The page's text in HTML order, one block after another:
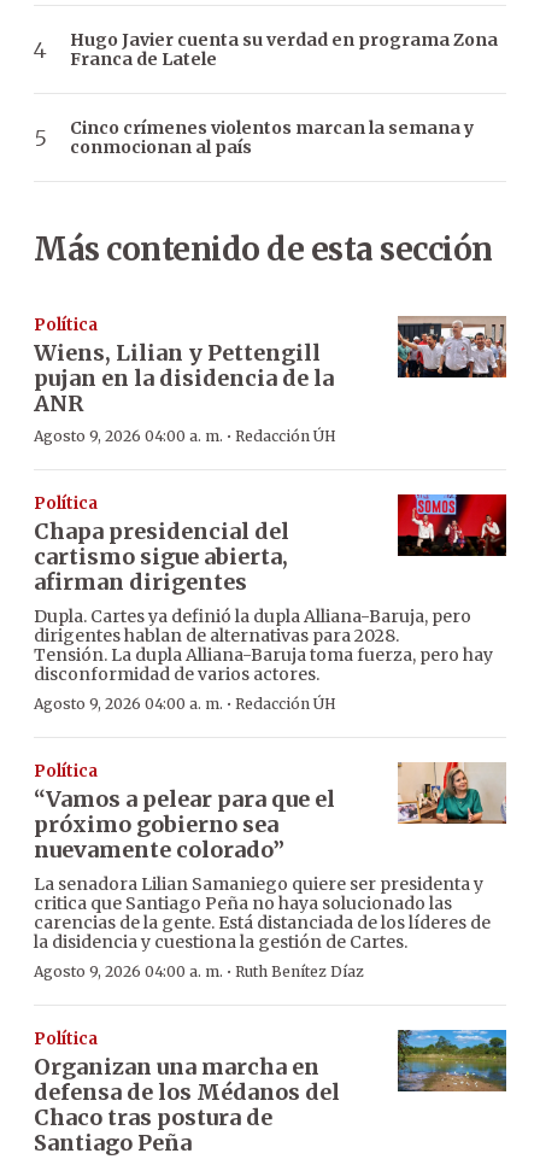
Hugo Javier cuenta su verdad en programa Zona
Franca de Latele
Cinco crímenes violentos marcan la semana y
conmocionan al país
Más contenido de esta sección
Política
Wiens, Lilian y Pettengill
pujan en la disidencia de la
ANR
Agosto 9, 2026 04:00 a. m. · Redacción ÚH
Política
Chapa presidencial del
cartismo sigue abierta,
afirman dirigentes
Dupla. Cartes ya definió la dupla Alliana-Baruja, pero
dirigentes hablan de alternativas para 2028.
Tensión. La dupla Alliana-Baruja toma fuerza, pero hay
disconformidad de varios actores.
Agosto 9, 2026 04:00 a. m. · Redacción ÚH
Política
“Vamos a pelear para que el
próximo gobierno sea
nuevamente colorado”
La senadora Lilian Samaniego quiere ser presidenta y
critica que Santiago Peña no haya solucionado las
carencias de la gente. Está distanciada de los líderes de
la disidencia y cuestiona la gestión de Cartes.
Agosto 9, 2026 04:00 a. m. · Ruth Benítez Díaz
Política
Organizan una marcha en
defensa de los Médanos del
Chaco tras postura de
Santiago Peña